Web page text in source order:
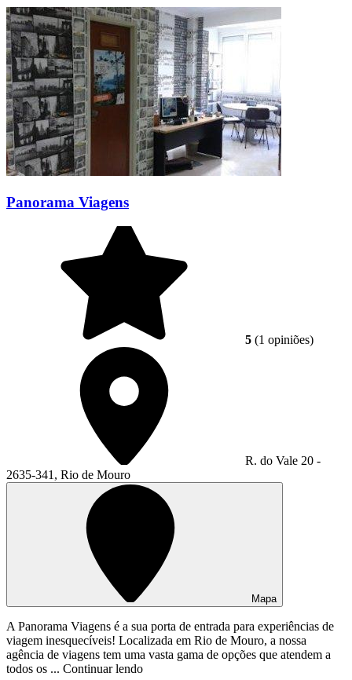
Panorama Viagens
5 (1 opiniões)
R. do Vale 20 -
2635-341, Rio de Mouro
Mapa
A Panorama Viagens é a sua porta de entrada para experiências de
viagem inesquecíveis! Localizada em Rio de Mouro, a nossa
agência de viagens tem uma vasta gama de opções que atendem a
todos os ... Continuar lendo